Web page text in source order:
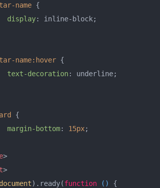
name {
display: inline-block;
name:hover {
text-decoration: underline;
{
margin-bottom: 15px;
>
>
document).ready(function ( ) {